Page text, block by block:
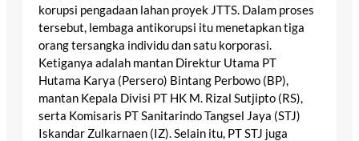
korupsi pengadaan lahan proyek JTTS. Dalam proses
tersebut, lembaga antikorupsi itu menetapkan tiga
orang tersangka individu dan satu korporasi.
Ketiganya adalah mantan Direktur Utama PT
Hutama Karya (Persero) Bintang Perbowo (BP),
mantan Kepala Divisi PT HK M. Rizal Sutjipto (RS),
serta Komisaris PT Sanitarindo Tangsel Jaya (STJ)
Iskandar Zulkarnaen (IZ). Selain itu, PT STJ juga